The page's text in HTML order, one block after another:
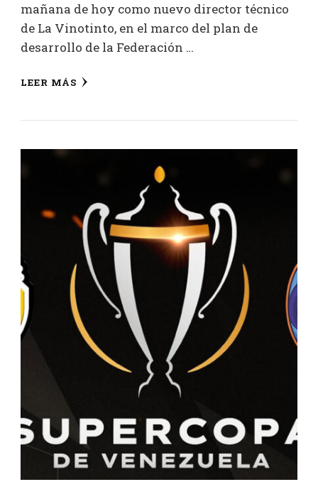
mañana de hoy como nuevo director técnico
de La Vinotinto, en el marco del plan de
desarrollo de la Federación …
LEER MÁS